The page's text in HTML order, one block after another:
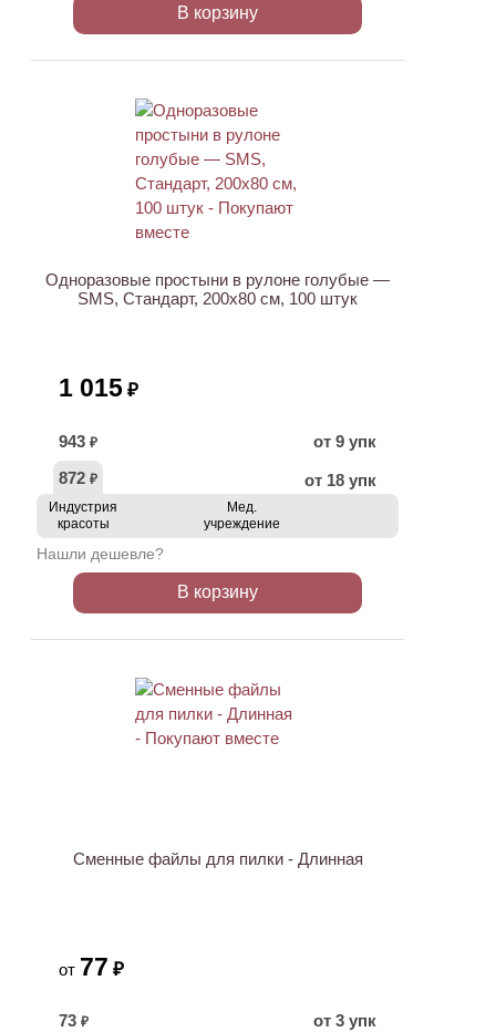
В корзину
Одноразовые простыни в рулоне голубые —
SMS, Стандарт, 200х80 см, 100 штук
1 015 ₽
943 ₽
от 9 упк
872 ₽ от 18 упк
Индустрия
красоты
Мед.
учреждение
Нашли дешевле?
В корзину
Сменные файлы для пилки - Длинная
от 77 ₽
73 ₽
от 3 упк